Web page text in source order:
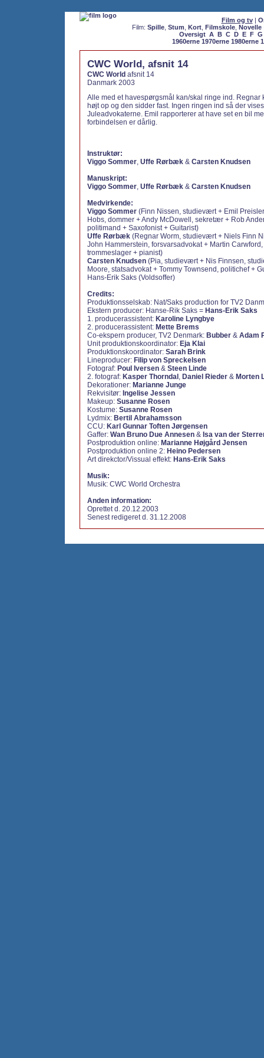
Film og tv|
Film: Spille, Stum Kort, Filmskole, Novelle
Oversigt A B C D E F G
1960erne 1970erne 1980erne
CWC World, afsnit 14
CWC World afsnit 14
Danmark 2003
Alle med et havespørgsmål kan/skal ringe ind. Regnar
højt op og den sidder fast. Ingen ringen ind så der
Juleadvokaterne. Emil rapporterer at have set en bil
forbindelsen er dårlig.
Instruktør:
Viggo Sommer, Uffe Rørbæk & Carsten Knudsen
Manuskript:
Viggo Sommer, Uffe Rørbæk & Carsten Knudsen
Medvirkende:
Viggo Sommer (Finn Nissen, studievært + Emil
Hobs, dommer + Andy McDowell, sekretær + Rob
politimand + Saxofonist + Guitarist)
Uffe Rørbæk (Regnar Worm, studievært + Niels Finn
John Hammerstein, forsvarsadvokat + Martin
trommeslager + pianist)
Carsten Knudsen (Pia, studievært + Nis Finnsen,
Moore, statsadvokat + Tommy Townsend, politichef +
Hans-Erik Saks (Voldsoffer)
Credits:
Produktionsselskab: Nat/Saks production for TV2
Ekstern producer: Hanse-Rik Saks = Hans-Erik Saks
1. producerassistent: Karoline Lyngbye
2. producerassistent: Mette Brems
Co-ekspern producer, TV2 Denmark: Bubber & Adam
Unit produktionskoordinator: Eja Klai
Produktionskoordinator: Sarah Brink
Lineproducer: Filip von Spreckelsen
Fotograf: Poul Iversen & Steen Linde
2. fotograf: Kasper Thorndal , Daniel Rieder & Morten
Dekorationer: Marianne Junge
Rekvisitør: Ingelise Jessen
Makeup: Susanne Rosen
Kostume: Susanne Rosen
Lydmix: Bertil Abrahamsson
CCU: Karl Gunnar Toften Jørgensen
Gaffer: Wan Bruno Due Annesen & Isa van der
Postproduktion online: Marianne Højgård Jensen
Postproduktion online 2: Heino Pedersen
Art direkctor/Vissual effekt: Hans-Erik Saks
Musik:
Musik: CWC World Orchestra
Anden information:
Oprettet d. 20.12.2003
Senest redigeret d. 31.12.2008